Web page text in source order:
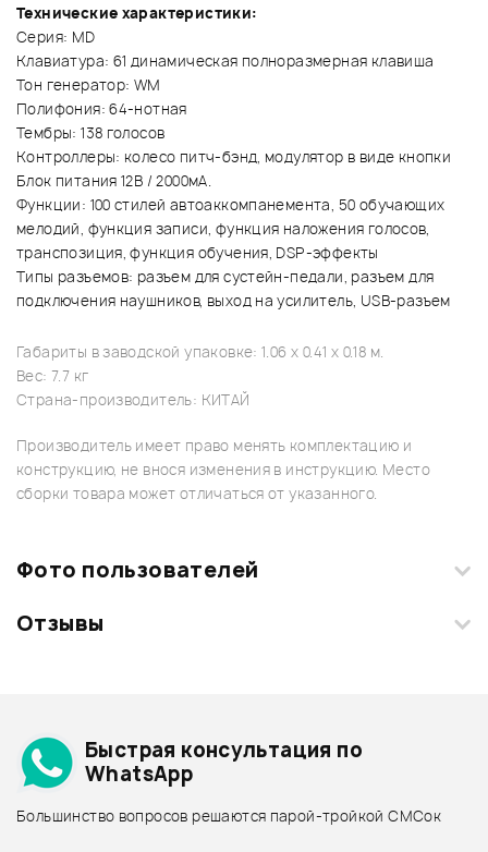
Технические характеристики:
Серия: MD
Клавиатура: 61 динамическая полноразмерная клавиша
Тон генератор: WM
Полифония: 64-нотная
Тембры: 138 голосов
Контроллеры: колесо питч-бэнд, модулятор в виде кнопки
Блок питания 12В / 2000мА.
Функции: 100 стилей автоаккомпанемента, 50 обучающих
мелодий, функция записи, функция наложения голосов,
транспозиция, функция обучения, DSP-эффекты
Типы разъемов: разъем для сустейн-педали, разъем для
подключения наушников, выход на усилитель, USB-разъем
Габариты в заводской упаковке: 1.06 x 0.41 x 0.18 м.
Вес: 7.7 кг
Страна-производитель: КИТАЙ
Производитель имеет право менять комплектацию и
конструкцию, не внося изменения в инструкцию. Место
сборки товара может отличаться от указанного.
Фото пользователей
Загрузите свои фотографии купленного товара и получите
Отзывы
Архив товаров - дешевле
Архив товаров - дороже
Все товары MEDELI
Быстрая консультация по
WhatsApp
Большинство вопросов решаются парой-тройкой СМСок